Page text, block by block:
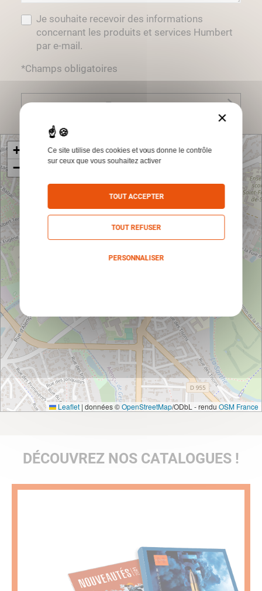
Je souhaite recevoir des informations
concernant les produits et services Humbert
par e-mail.
*Champs obligatoires
Envoyer
+
−
Leaflet | données ©OpenStreetMap/ODbL - rendu OSM France
DÉCOUVREZ NOS CATALOGUES !
×
Ce site utilise des cookies et vous donne le contrôle
sur ceux que vous souhaitez activer
TOUT ACCEPTER
TOUT REFUSER
PERSONNALISER